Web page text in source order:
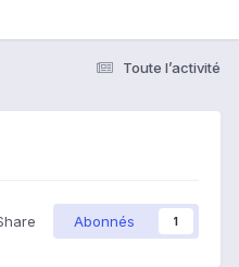
Toute l’activité
Abonnés 1